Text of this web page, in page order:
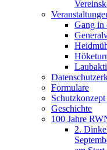
Gang in
Formulare
Geschichte
100 Jahre
2.